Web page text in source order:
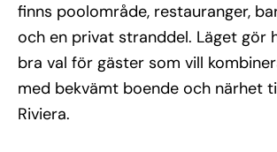
finns poolområde, restauranger,
och en privat stranddel. Läget gör
bra val för gäster som vill
med bekvämt boende och närhet
Riviera.